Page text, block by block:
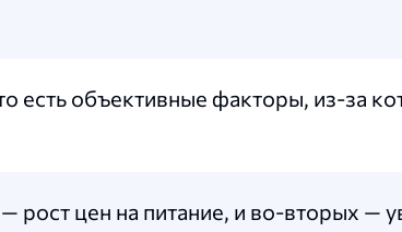
есть объективные факторы, из-за
рост цен на питание, и во-вторых —